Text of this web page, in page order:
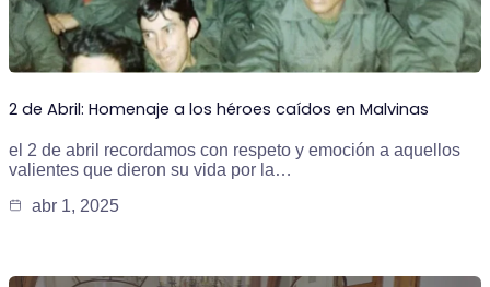
2 de Abril: Homenaje a los héroes caídos en Malvinas
el 2 de abril recordamos con respeto y emoción a aquellos
valientes que dieron su vida por la…
abr 1, 2025